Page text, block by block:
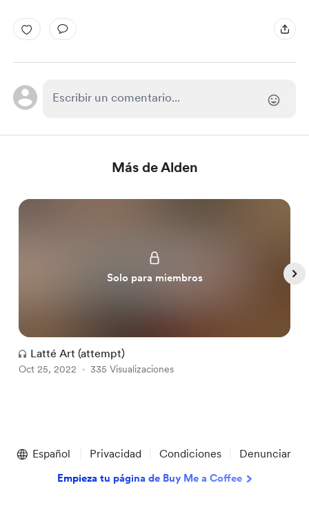
Más de Alden
Solo para miembros
Latté Art (attempt)
Oct 25, 2022 335 Visualizaciones
of
Español Privacidad Condiciones Denunciar
Empieza tu página de Buy Me a Coffee